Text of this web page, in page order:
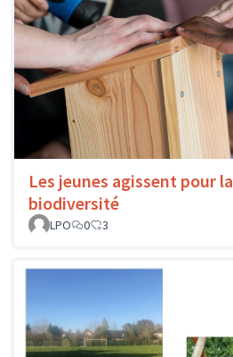
Les jeunes agissent pour la
biodiversité
LPO
0 3